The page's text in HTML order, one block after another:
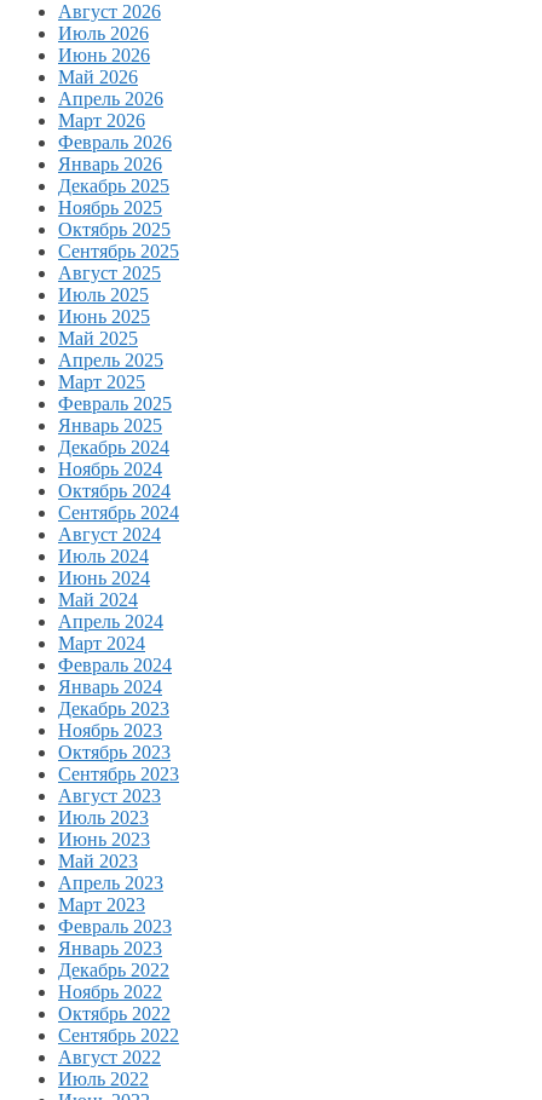
Август 2026
Июль 2026
Июнь 2026
Май 2026
Апрель 2026
Март 2026
Февраль 2026
Январь 2026
Декабрь 2025
Ноябрь 2025
Октябрь 2025
Сентябрь 2025
Август 2025
Июль 2025
Июнь 2025
Май 2025
Апрель 2025
Март 2025
Февраль 2025
Январь 2025
Декабрь 2024
Ноябрь 2024
Октябрь 2024
Сентябрь 2024
Август 2024
Июль 2024
Июнь 2024
Май 2024
Апрель 2024
Март 2024
Февраль 2024
Январь 2024
Декабрь 2023
Ноябрь 2023
Октябрь 2023
Сентябрь 2023
Август 2023
Июль 2023
Июнь 2023
Май 2023
Апрель 2023
Март 2023
Февраль 2023
Январь 2023
Декабрь 2022
Ноябрь 2022
Октябрь 2022
Сентябрь 2022
Август 2022
Июль 2022